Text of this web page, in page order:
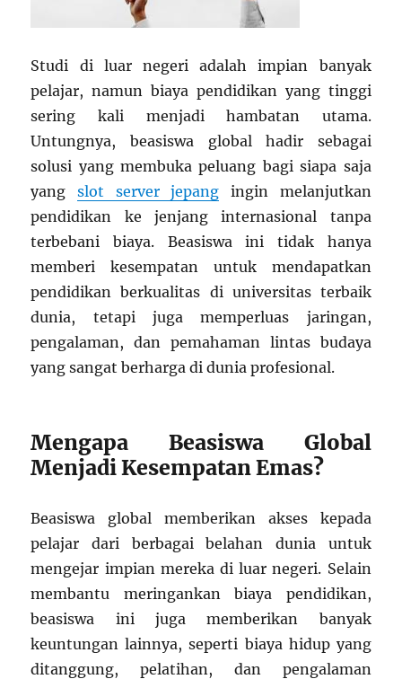
Studi di luar negeri adalah impian banyak
pelajar, namun biaya pendidikan yang tinggi
sering kali menjadi hambatan utama.
Untungnya, beasiswa global hadir sebagai
solusi yang membuka peluang bagi siapa saja
yangslot server jepang ingin melanjutkan
pendidikan ke jenjang internasional tanpa
terbebani biaya. Beasiswa ini tidak hanya
memberi kesempatan untuk mendapatkan
pendidikan berkualitas di universitas terbaik
dunia, tetapi juga memperluas jaringan,
pengalaman, dan pemahaman lintas budaya
yang sangat berharga di dunia profesional.
Mengapa Beasiswa Global
Menjadi Kesempatan Emas?
Beasiswa global memberikan akses kepada
pelajar dari berbagai belahan dunia untuk
mengejar impian mereka di luar negeri. Selain
membantu meringankan biaya pendidikan,
beasiswa ini juga memberikan banyak
keuntungan lainnya, seperti biaya hidup yang
ditanggung, pelatihan, dan pengalaman